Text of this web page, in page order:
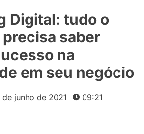
Digital: tudo o
saber
na
em seu negócio
de junho de 2021
09:21